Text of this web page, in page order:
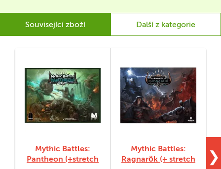
Související zboží Další z kategorie
Mythic Battles:
Pantheon (+stretch
Mythic Battles:
Ragnarök (+ stretch
❯